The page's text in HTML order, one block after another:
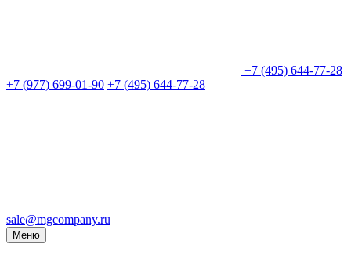
+7 (495) 644-77-28
+7 (977) 699-01-90 +7 (495) 644-77-28
sale@mgcompany.ru
Меню